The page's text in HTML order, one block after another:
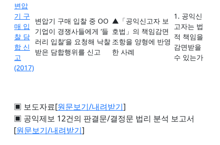
변압
기 구
매 입
찰 담
합 신
고
(2017)
변압기 구매 입찰 중 OO
기업이 경쟁사들에게 ‘들
러리 입찰’을 요청해 낙찰
받은 담합행위를 신고
▲「공익신고자 보
호법」의 책임감면
조항을 양형에 반영
한 사례
1. 공익신
고자는 법
적 책임을
감면받을
수 있는가
▣ 보도자료[원문보기/내려받기]
▣ 공익제보 12건의 판결문/결정문 법리 분석 보고서
[원문보기/내려받기]